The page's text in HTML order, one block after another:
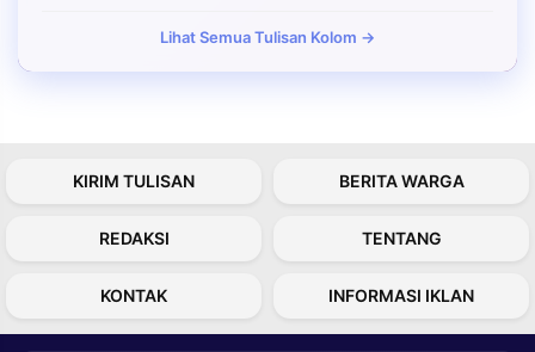
Lihat Semua Tulisan Kolom →
KIRIM TULISAN BERITA WARGA
REDAKSI TENTANG
KONTAK INFORMASI IKLAN